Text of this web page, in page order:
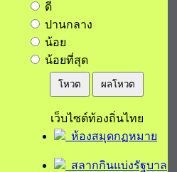
ดี
ปานกลาง
น้อย
น้อยที่สุด
โหวต ผลโหวต
เว็บไซต์ท้องถิ่นไทย
ห้องสมุดกฏหมาย
สลากกินแบ่งรัฐบาล